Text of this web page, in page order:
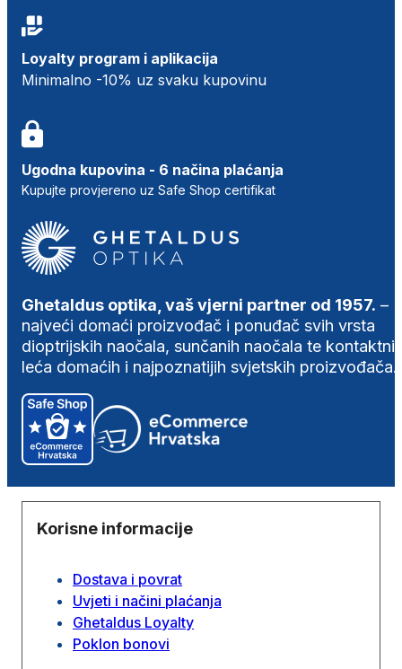
Loyalty program i aplikacija
Minimalno -10% uz svaku kupovinu
Ugodna kupovina - 6 načina plaćanja
Kupujte provjereno uz Safe Shop certifikat
Ghetaldus optika, vaš vjerni partner od 1957. –
najveći domaći proizvođač i ponuđač svih vrsta
dioptrijskih naočala, sunčanih naočala te
leća domaćih i najpoznatijih svjetskih proizvođača.
Korisne informacije
Dostava i povrat
Uvjeti i načini plaćanja
Ghetaldus Loyalty
Poklon bonovi